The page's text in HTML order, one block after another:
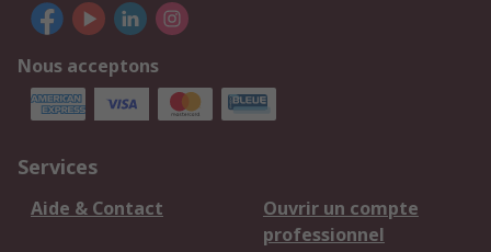
Nous acceptons
Services
Aide & Contact
Ouvrir un compte
professionnel